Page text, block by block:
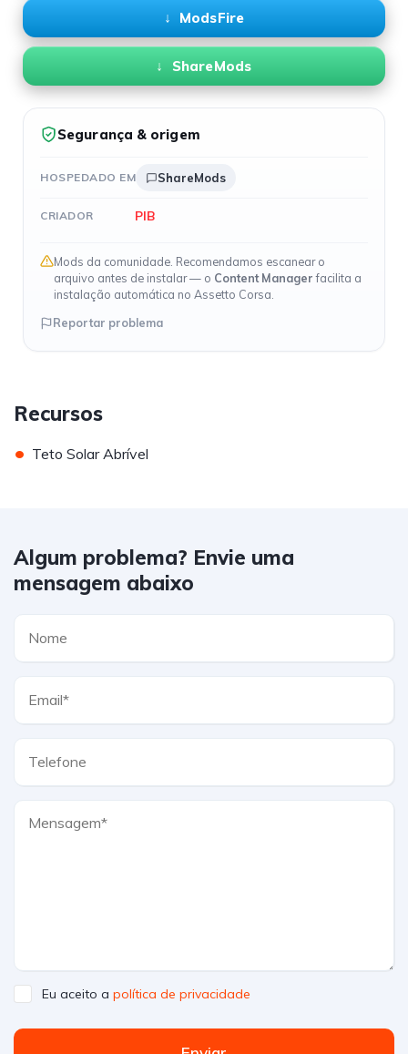
ModsFire
ShareMods
Segurança & origem
HOSPEDADO EM ShareMods
CRIADOR PIB
Mods da comunidade. Recomendamos escanear o
arquivo antes de instalar — o Content Managerfacilita a
instalação automática no Assetto Corsa.
Reportar problema
Recursos
• Teto Solar Abrível
Algum problema? Envie uma
mensagem abaixo
Eu aceito a política de privacidade